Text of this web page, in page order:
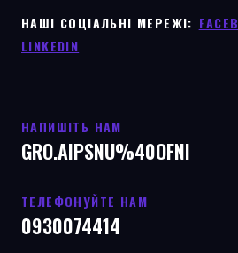
НАШІ СОЦІАЛЬНІ МЕРЕЖІ: ㅤ
LINKEDIN
НАПИШІТЬ НАМ
GRO.AIPSNU%40OFNI
ТЕЛЕФОНУЙТЕ НАМ
0930074414